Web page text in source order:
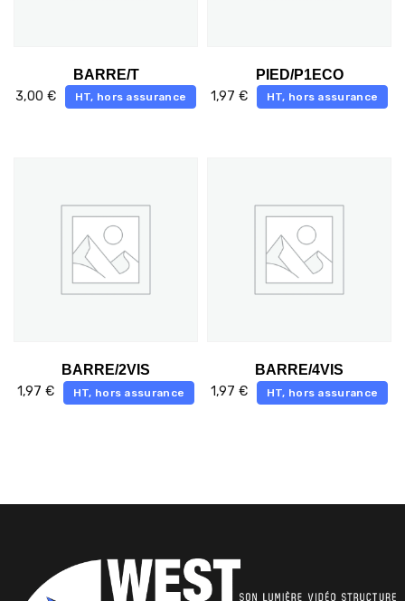
BARRE/T
3,00 € HT, hors assurance
PIED/P1ECO
1,97 € HT, hors assurance
BARRE/2VIS
1,97 € HT, hors assurance
BARRE/4VIS
1,97 € HT, hors assurance